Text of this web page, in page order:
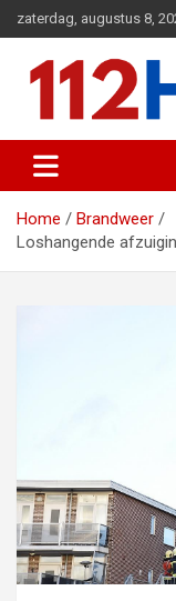
naar
inhoud
zaterdag, augustus 8,
112
Home
Brandweer
Loshangende